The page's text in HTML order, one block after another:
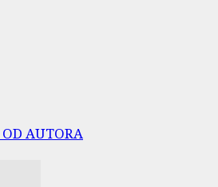
OD AUTORA